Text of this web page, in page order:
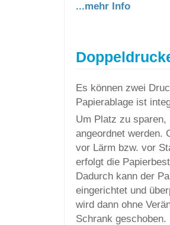
...mehr Info
Es können zwei
Papierablage ist
Um Platz zu
angeordnet werden.
vor Lärm bzw. vor
erfolgt die
Dadurch kann der
eingerichtet und
wird dann ohne
Schrank geschoben.